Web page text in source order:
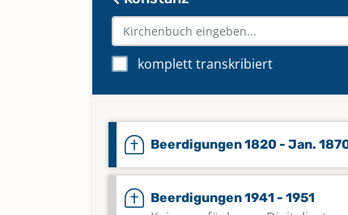
komplett transkribiert
Beerdigungen 1820 - Jan.
Beerdigungen 1941 - 1951